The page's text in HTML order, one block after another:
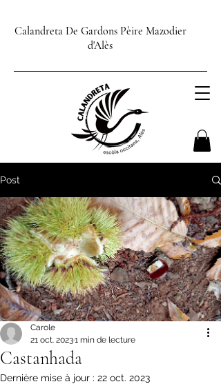
Calandreta De Gardons Pèire Mazodier
d'Alès
Post
Castanhada
Carole
21 oct. 20231 min de lecture
Dernière mise à jour : 22 oct. 2023